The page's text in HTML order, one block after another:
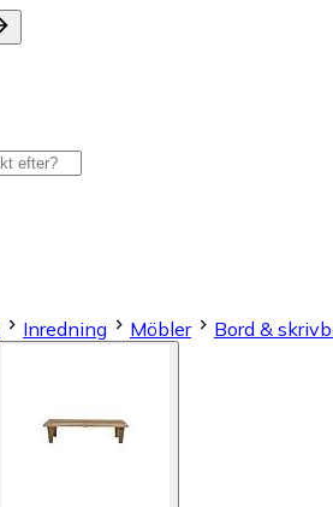
Inredning Möbler Bord &